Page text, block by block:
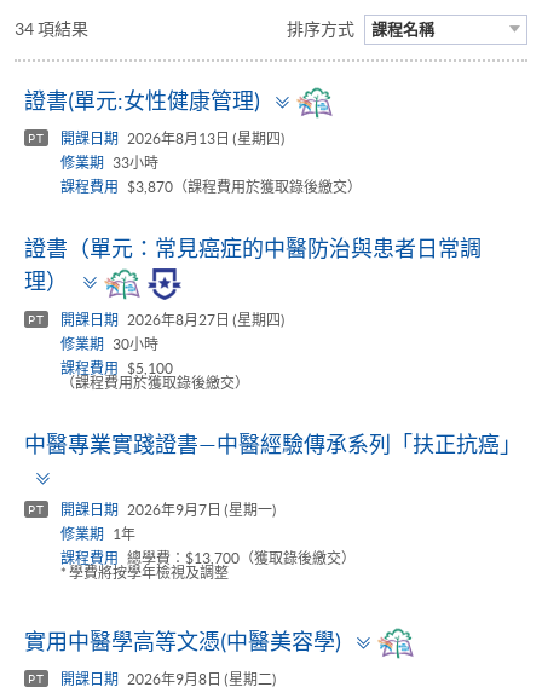
34 項結果 排序方式 課程名稱
證書(單元:女性健康管理)
Toggle
panel
PT 開課日期
2026年8月13日 (星期四)
修業期
33小時
課程費用
$3,870（課程費用於獲取錄後繳交）
證書（單元：常見癌症的中醫防治與患者日常調
理）
Toggle
panel
PT 開課日期
2026年8月27日 (星期四)
修業期
30小時
課程費用
$5,100
（課程費用於獲取錄後繳交）
中醫專業實踐證書—中醫經驗傳承系列「扶正抗癌」
PT 開課日期
2026年9月7日 (星期一)
修業期
1年
課程費用
總學費：$13,700（獲取錄後繳交）
* 學費將按學年檢視及調整
實用中醫學高等文憑(中醫美容學)
Toggle
panel
PT 開課日期 2026年9月8日 (星期二)